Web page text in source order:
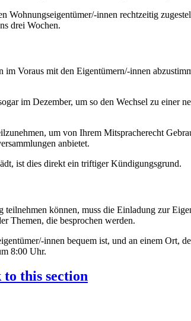
innen rechtzeitig
drei Wochen.
Voraus mit den Eigentümern/-innen
im Dezember, um so den Wechsel zu einer
um von Ihrem Mitspracherecht
anbietet.
ist dies direkt ein triftiger Kündigungsgrund.
können, muss die Einladung zur
Themen, die besprochen werden.
innen bequem ist, und an einem Ort,
8:00 Uhr.
this section